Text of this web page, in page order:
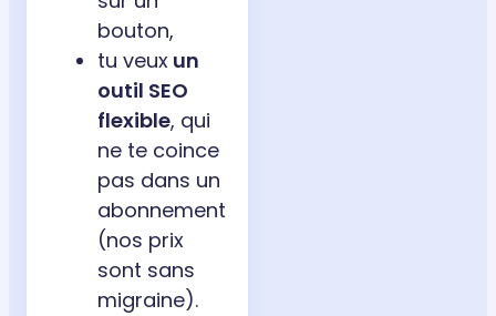
bouton,
tu veux un
outil SEO
flexible, qui
ne te coince
pas dans un
abonnement
(nos prix
sont sans
migraine).